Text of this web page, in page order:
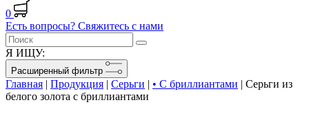
0
Есть вопросы? Свяжитесь с нами
Я ИЩУ:
Расширенный фильтр
Главная | Продукция | Серьги | • С бриллиантами | Серьги из
белого золота с бриллиантами